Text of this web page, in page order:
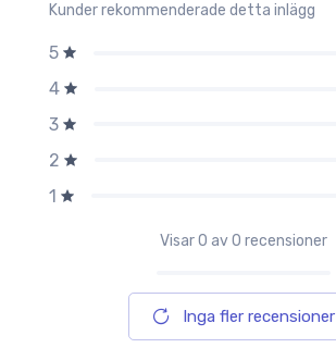
Kunder rekommenderade detta inlägg
5
4
3
2
1
Visar0 av 0 recensioner
Inga fler recensioner